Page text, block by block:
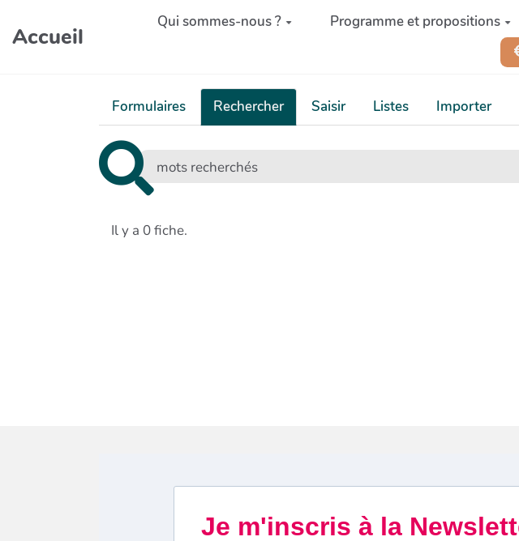
Aller au contenu principal
Accueil
Qui sommes-nous ? Programme et propositions
Formulaires Rechercher Saisir Listes Importer
Il y a 0 fiche.